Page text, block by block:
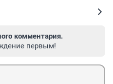
комментария.
первым!